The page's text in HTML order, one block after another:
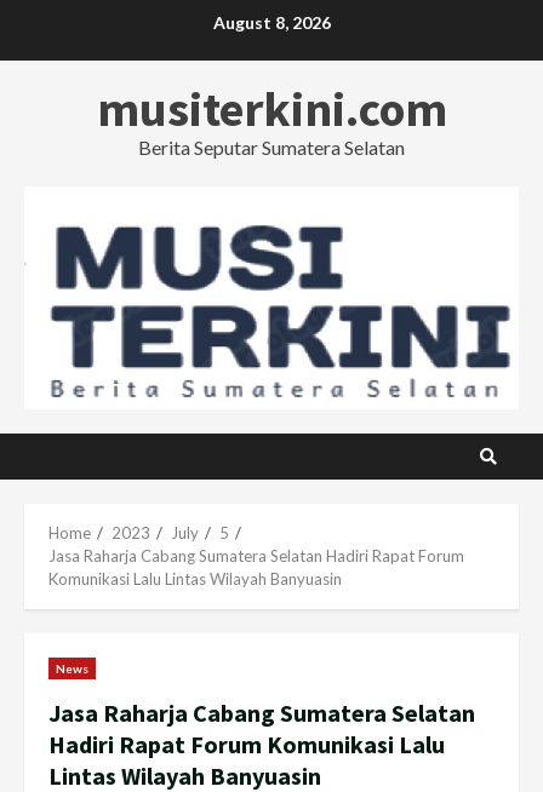
August 8, 2026
musiterkini.com
Berita Seputar Sumatera Selatan
Home 2023 July
5
Jasa Raharja Cabang Sumatera Selatan Hadiri Rapat Forum
Komunikasi Lalu Lintas Wilayah Banyuasin
News
Jasa Raharja Cabang Sumatera Selatan
Hadiri Rapat Forum Komunikasi Lalu
Lintas Wilayah Banyuasin